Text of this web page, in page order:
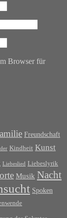
Browser für
Freundschaft
Kindheit Kunst
Liebeslied Liebeslyrik
Musik Nacht
Spoken